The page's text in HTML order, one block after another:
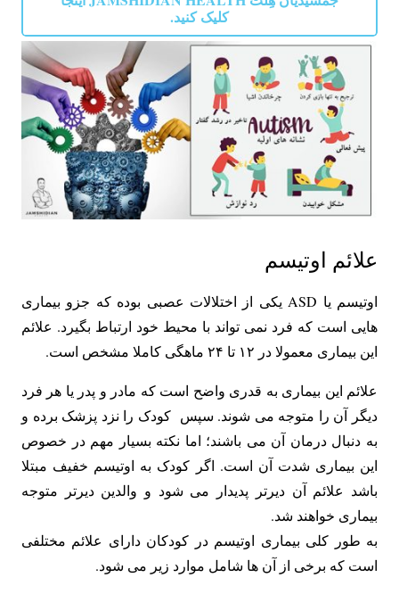
کلیک کنید.
علائم اوتیسم
اوتیسم یا ASD یکی از اختلالات عصبی بوده که جزو بیماری
هایی است که فرد نمی تواند با محیط خود ارتباط بگیرد. علائم
این بیماری معمولا در ۱۲ تا ۲۴ ماهگی کاملا مشخص است.
علائم این بیماری به قدری واضح است که مادر و پدر یا هر فرد
دیگر آن را متوجه می شوند. سپس کودک را نزد پزشک برده و
به دنبال درمان آن می باشند؛ اما نکته بسیار مهم در خصوص
این بیماری شدت آن است. اگر کودک به اوتیسم خفیف مبتلا
باشد علائم آن دیرتر پدیدار می شود و والدین دیرتر متوجه
بیماری خواهند شد.
به طور کلی بیماری اوتیسم در کودکان دارای علائم مختلفی
است که برخی از آن ها شامل موارد زیر می شود.